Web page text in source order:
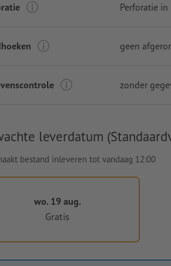
Perforatie
geen
zonder
leverdatum
bestand inleveren tot vandaag 12:00
wo. 19 aug.
Gratis